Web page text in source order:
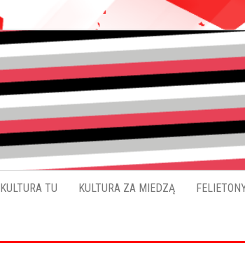
KULTURA TU KULTURA ZA MIEDZĄ